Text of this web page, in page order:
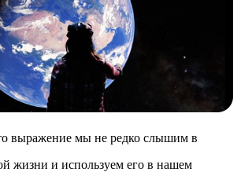
выражение мы не редко слышим в
жизни и используем его в нашем